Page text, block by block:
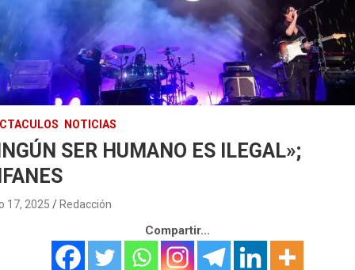
NOTICIAS
SER HUMANO ES ILEGAL»;
17, 2025 Redacción
Compartir...